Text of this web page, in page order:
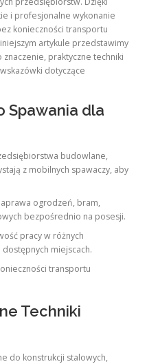
i profesjonalne wykonanie
konieczności transportu
artykule przedstawimy
znaczenie, praktyczne techniki
dotyczące
Spawania dla
budowlane,
z mobilnych spawaczy, aby
ogrodzeń, bram,
bezpośrednio na posesji.
pracy w różnych
miejscach.
transportu
Techniki
do konstrukcji stalowych,